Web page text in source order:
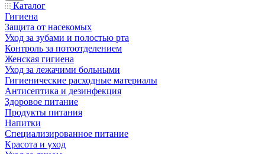
Каталог
Гигиена
Защита от насекомых
Уход за зубами и полостью рта
Контроль за потоотделением
Женская гигиена
Уход за лежачими больными
Гигиенические расходные материалы
Антисептика и дезинфекция
Здоровое питание
Продукты питания
Напитки
Специализированное питание
Красота и уход